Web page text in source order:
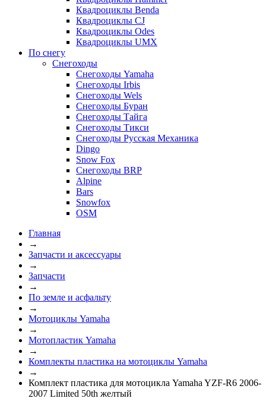
Квадроциклы Benda
Квадроциклы CJ
Квадроциклы Odes
Квадроциклы UMX
По снегу
Снегоходы
Снегоходы Yamaha
Снегоходы Irbis
Снегоходы Wels
Снегоходы Буран
Снегоходы Тайга
Снегоходы Тикси
Снегоходы Русская Механика
Dingo
Snow Fox
Снегоходы BRP
Alpine
Bars
Snowfox
OSM
Главная
→
Запчасти и аксессуары
→
Запчасти
→
По земле и асфальту
→
Мотоциклы Yamaha
→
Мотопластик Yamaha
→
Комплекты пластика на мотоциклы Yamaha
→
Комплект пластика для мотоцикла Yamaha YZF-R6 2006-
2007 Limited 50th желтый